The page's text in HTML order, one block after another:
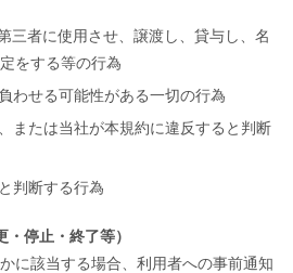
三者に使用させ、譲渡し、貸与し、名
をする等の行為
わせる可能性がある一切の行為
または当社が本規約に違反すると判断
判断する行為
停止・終了等）
に該当する場合、利用者への事前通知